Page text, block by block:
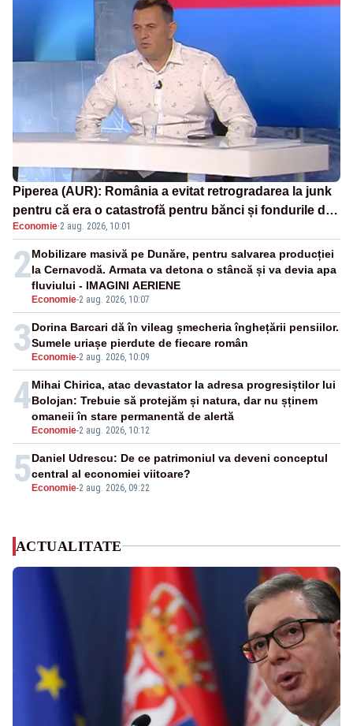
Piperea (AUR): România a evitat retrogradarea la junk
pentru că era o catastrofă pentru bănci și fondurile de
pensii
Economie·2 aug. 2026, 10:01
2
Economie-2 aug. 2026, 10:07
Mobilizare masivă pe Dunăre, pentru salvarea producției
la Cernavodă. Armata va detona o stâncă și va devia apa
fluviului - IMAGINI AERIENE
3Economie-2 aug. 2026, 10:09
Dorina Barcari dă în vileag șmecheria înghețării pensiilor.
Sumele uriașe pierdute de fiecare român
4
Economie-2 aug. 2026, 10:12
Mihai Chirica, atac devastator la adresa progresiștilor lui
Bolojan: Trebuie să protejăm și natura, dar nu șținem
omaneii în stare permanentă de alertă
5Economie-2 aug. 2026, 09:22
Daniel Udrescu: De ce patrimoniul va deveni conceptul
central al economiei viitoare?
ACTUALITATE